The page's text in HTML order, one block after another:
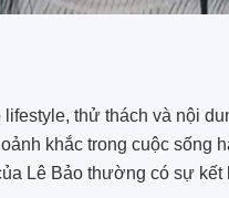
thử thách và nội
khắc trong cuộc sống
Lê Bảo thường có sự